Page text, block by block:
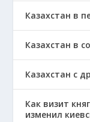
Казахстан в
Казахстан в
Казахстан с
Как визит
изменил